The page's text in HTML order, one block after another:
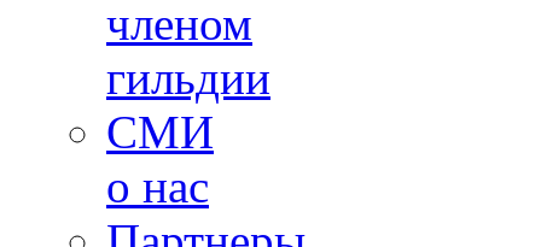
членом
гильдии
СМИ
о нас